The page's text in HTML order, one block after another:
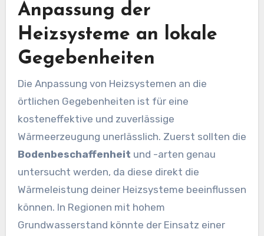
Anpassung der
Heizsysteme an lokale
Gegebenheiten
Die Anpassung von Heizsystemen an die
örtlichen Gegebenheiten ist für eine
kosteneffektive und zuverlässige
Wärmeerzeugung unerlässlich. Zuerst sollten die
Bodenbeschaffenheit und -arten genau
untersucht werden, da diese direkt die
Wärmeleistung deiner Heizsysteme beeinflussen
können. In Regionen mit hohem
Grundwasserstand könnte der Einsatz einer